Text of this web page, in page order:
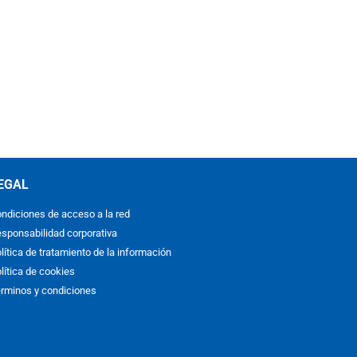
de acceso a la red
corporativa
de tratamiento de la información
de cookies
y condiciones